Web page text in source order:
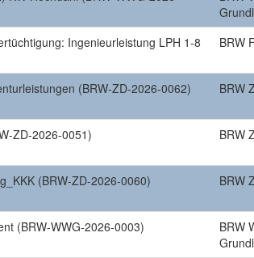
Ingenieurleistung LPH 1-8
BRW
(BRW-ZD-2026-0062) BRW
ZD-2026-0051) BRW
(BRW-ZD-2026-0060) BRW
(BRW-WWG-2026-0003)
BRW